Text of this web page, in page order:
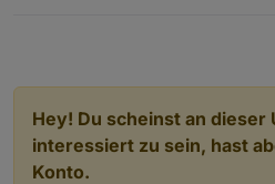
bin ich
Hey! Du scheinst an dieser
interessiert zu sein, hast
Konto.